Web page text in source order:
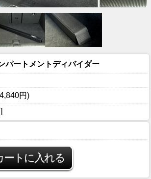
パートメントディバイダー
円)